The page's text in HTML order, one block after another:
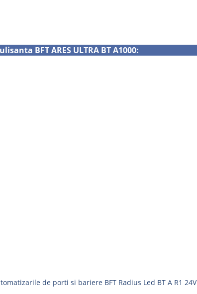
BFT ARES ULTRA BT A1000:
de porti si bariere BFT Radius Led BT A R1 24V